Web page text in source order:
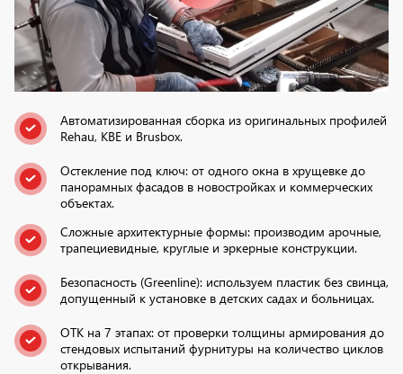
Автоматизированная сборка из оригинальных профилей
Rehau, KBE и Brusbox.
Остекление под ключ: от одного окна в хрущевке до
панорамных фасадов в новостройках и коммерческих
объектах.
Сложные архитектурные формы: производим арочные,
трапециевидные, круглые и эркерные конструкции.
Безопасность (Greenline): используем пластик без свинца,
допущенный к установке в детских садах и больницах.
ОТК на 7 этапах: от проверки толщины армирования до
стендовых испытаний фурнитуры на количество циклов
открывания.